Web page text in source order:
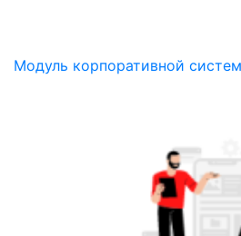
Модуль корпоративной